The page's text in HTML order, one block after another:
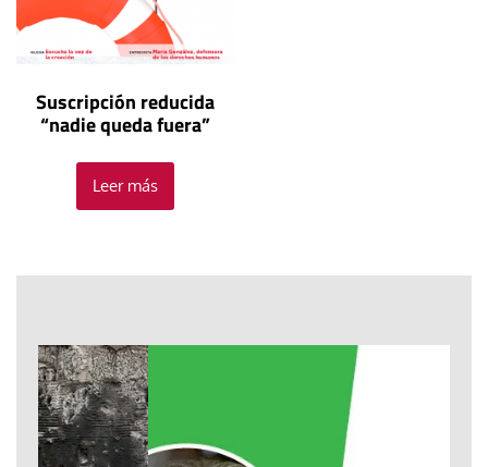
Suscripción reducida
“nadie queda fuera”
Leer más